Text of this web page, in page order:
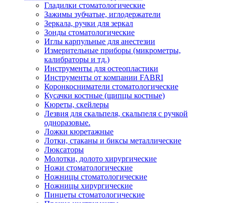
Гладилки стоматологические
Зажимы зубчатые, иглодержатели
Зеркала, ручки для зеркал
Зонды стоматологические
Иглы карпульные для анестезии
Измерительные приборы (микрометры,
калибраторы и тд.)
Инструменты для остеопластики
Инструменты от компании FABRI
Коронкосниматели стоматологические
Кусачки костные (щипцы костные)
Кюреты, скейлеры
Лезвия для скальпеля, скальпеля с ручкой
одноразовые.
Ложки кюретажные
Лотки, стаканы и биксы металлические
Люксаторы
Молотки, долото хирургические
Ножи стоматологические
Ножницы стоматологические
Ножницы хирургические
Пинцеты стоматологические